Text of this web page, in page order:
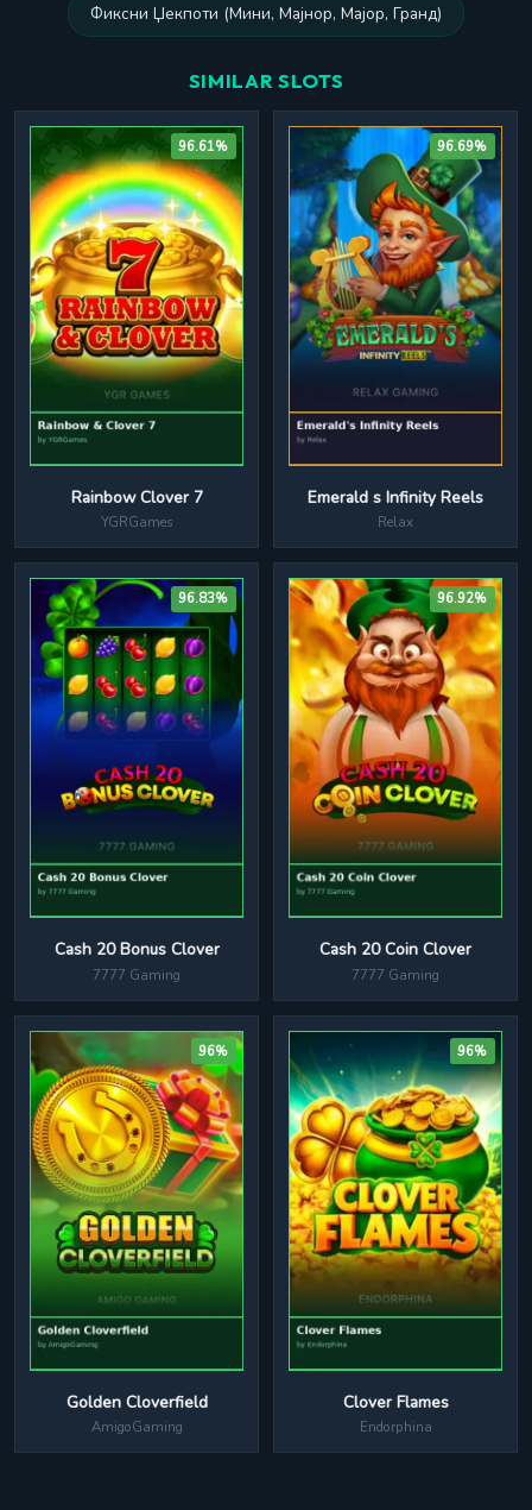
Фиксни Џекпоти (Мини, Мајнор, Мајор, Гранд)
SIMILAR SLOTS
96.61%
Rainbow Clover 7
YGRGames
96.69%
Emerald s Infinity Reels
Relax
96.83%
Cash 20 Bonus Clover
7777 Gaming
96.92%
Cash 20 Coin Clover
7777 Gaming
96%
Golden Cloverfield
AmigoGaming
96%
Clover Flames
Endorphina